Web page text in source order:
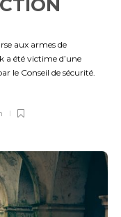
aux armes de
a été victime d’une
le Conseil de sécurité.